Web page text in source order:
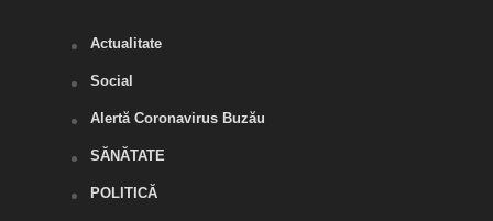
Actualitate
Social
Alertă Coronavirus Buzău
SĂNĂTATE
POLITICĂ